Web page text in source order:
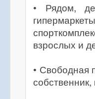
• Рядом,
взрослых и
• Свободная